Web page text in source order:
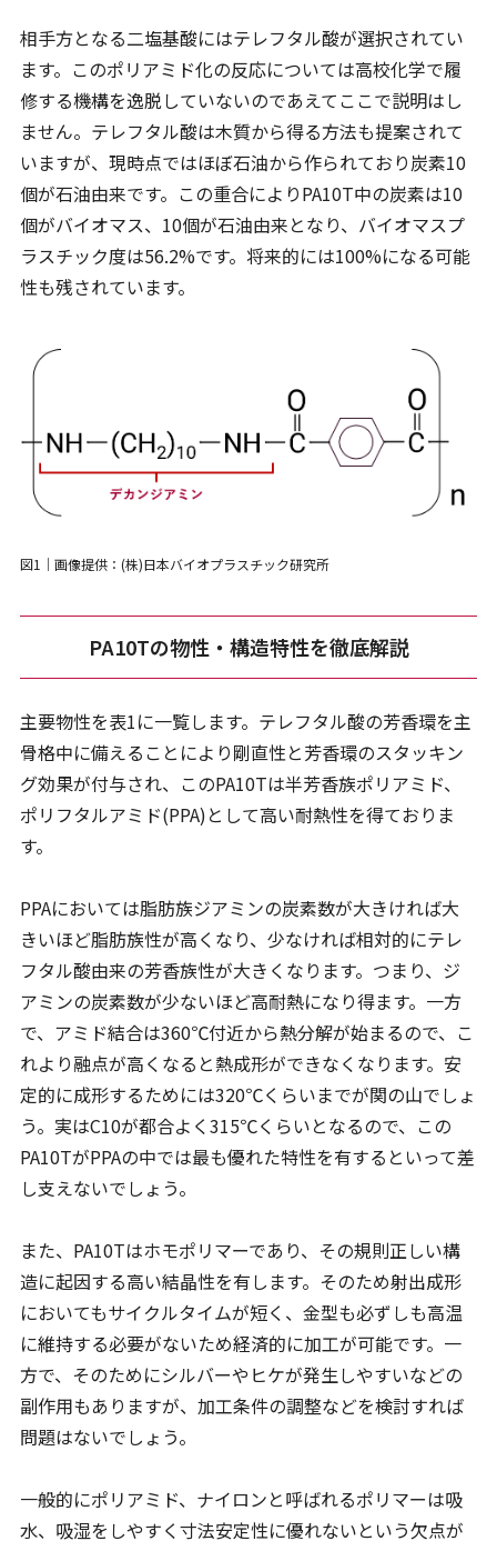
相手方となる二塩基酸にはテレフタル酸が選択されてい
ます。このポリアミド化の反応については高校化学で履
修する機構を逸脱していないのであえてここで説明はし
ません。テレフタル酸は木質から得る方法も提案されて
いますが、現時点ではほぼ石油から作られており炭素10
個が石油由来です。この重合によりPA10T中の炭素は10
個がバイオマス、10個が石油由来となり、バイオマスプ
ラスチック度は56.2%です。将来的には100%になる可能
性も残されています。
図1｜画像提供：(株)日本バイオプラスチック研究所
PA10Tの物性・構造特性を徹底解説
主要物性を表1に一覧します。テレフタル酸の芳香環を主
骨格中に備えることにより剛直性と芳香環のスタッキン
グ効果が付与され、このPA10Tは半芳香族ポリアミド、
ポリフタルアミド(PPA)として高い耐熱性を得ておりま
す。
PPAにおいては脂肪族ジアミンの炭素数が大きければ大
きいほど脂肪族性が高くなり、少なければ相対的にテレ
フタル酸由来の芳香族性が大きくなります。つまり、ジ
アミンの炭素数が少ないほど高耐熱になり得ます。一方
で、アミド結合は360℃付近から熱分解が始まるので、こ
れより融点が高くなると熱成形ができなくなります。安
定的に成形するためには320℃くらいまでが関の山でしょ
う。実はC10が都合よく315℃くらいとなるので、この
PA10TがPPAの中では最も優れた特性を有するといって差
し支えないでしょう。
また、PA10Tはホモポリマーであり、その規則正しい構
造に起因する高い結晶性を有します。そのため射出成形
においてもサイクルタイムが短く、金型も必ずしも高温
に維持する必要がないため経済的に加工が可能です。一
方で、そのためにシルバーやヒケが発生しやすいなどの
副作用もありますが、加工条件の調整などを検討すれば
問題はないでしょう。
一般的にポリアミド、ナイロンと呼ばれるポリマーは吸
水、吸湿をしやすく寸法安定性に優れないという欠点が